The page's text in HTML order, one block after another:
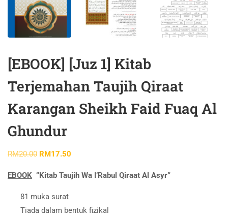
[EBOOK] [Juz 1] Kitab
Terjemahan Taujih Qiraat
Karangan Sheikh Faid Fuaq Al
Ghundur
RM20.00 RM17.50
EBOOK “Kitab Taujih Wa I’Rabul Qiraat Al Asyr”
81 muka surat
Tiada dalam bentuk fizikal